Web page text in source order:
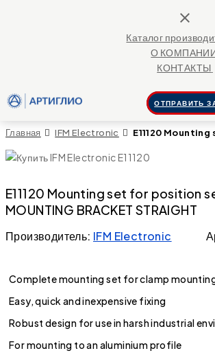
close
Каталог
О
КОНТАКТЫ
ОТПРАВИТЬ
Главная IFM Electronic E11120
E11120 Mounting set for position
MOUNTING BRACKET STRAIGHT
Производитель: IFM Electronic
Complete mounting set for clamp
Easy, quick and inexpensive fixing
Robust design for use in harsh industrial
For mounting to an aluminium profile